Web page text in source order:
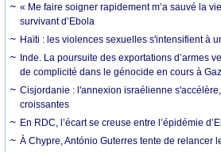
« Me faire soigner rapidement m’a sauvé la
survivant d’Ebola
Haïti : les violences sexuelles s'intensifient à
Inde. La poursuite des exportations d’armes
de complicité dans le génocide en cours à
Cisjordanie : l'annexion israélienne
croissantes
En RDC, l’écart se creuse entre l’épidémie
À Chypre, António Guterres tente de relancer